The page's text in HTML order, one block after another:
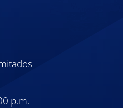
p.m.